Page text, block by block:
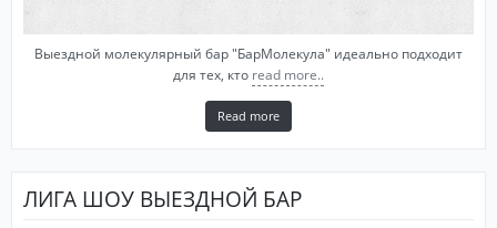
Выездной молекулярный бар "БарМолекула" идеально подходит
для тех, кто read more..
Read more
ЛИГА ШОУ ВЫЕЗДНОЙ БАР